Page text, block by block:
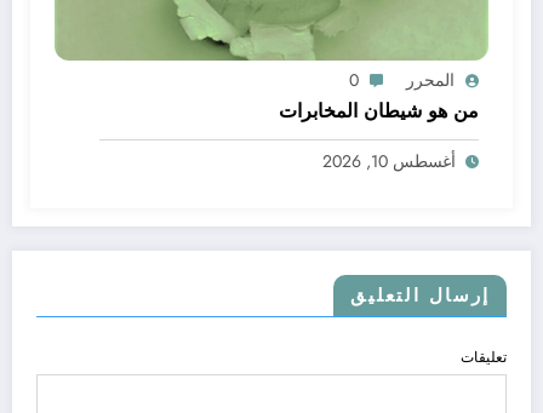
المحرر 0
من هو شيطان المخابرات
أغسطس 10, 2026
إرسال التعليق
تعليقات